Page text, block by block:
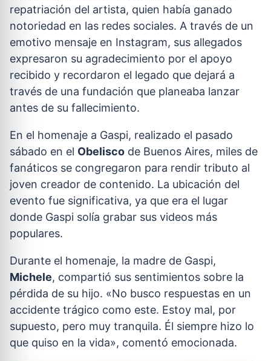
repatriación del artista, quien había ganado
notoriedad en las redes sociales. A través de un
emotivo mensaje en Instagram, sus allegados
expresaron su agradecimiento por el apoyo
recibido y recordaron el legado que dejará a
través de una fundación que planeaba lanzar
antes de su fallecimiento.
En el homenaje a Gaspi, realizado el pasado
sábado en el Obelisco de Buenos Aires, miles de
fanáticos se congregaron para rendir tributo al
joven creador de contenido. La ubicación del
evento fue significativa, ya que era el lugar
donde Gaspi solía grabar sus videos más
populares.
Durante el homenaje, la madre de Gaspi,
Michele, compartió sus sentimientos sobre la
pérdida de su hijo. «No busco respuestas en un
accidente trágico como este. Estoy mal, por
supuesto, pero muy tranquila. Él siempre hizo lo
que quiso en la vida», comentó emocionada.